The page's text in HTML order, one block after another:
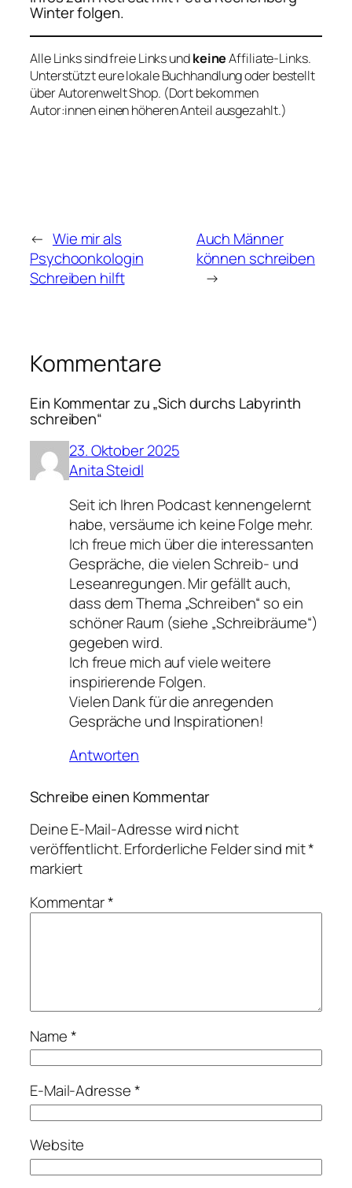
Winter folgen.
Alle Links sind freie Links undkeineAffiliate-Links.
Unterstützt eure lokale Buchhandlung oder bestellt
über Autorenwelt Shop. (Dort bekommen
Autor:innen einen höheren Anteil ausgezahlt.)
← Wie mir als
Psychoonkologin
Schreiben hilft
Auch Männer
können schreiben
→
Kommentare
Ein Kommentar zu „Sich durchs Labyrinth
schreiben“
23. Oktober 2025
Anita Steidl
Seit ich Ihren Podcast kennengelernt
habe, versäume ich keine Folge mehr.
Ich freue mich über die interessanten
Gespräche, die vielen Schreib- und
Leseanregungen. Mir gefällt auch,
dass dem Thema „Schreiben“ so ein
schöner Raum (siehe „Schreibräume“)
gegeben wird.
Ich freue mich auf viele weitere
inspirierende Folgen.
Vielen Dank für die anregenden
Gespräche und Inspirationen!
Antworten
Schreibe einen Kommentar
Deine E-Mail-Adresse wird nicht
veröffentlicht.Erforderliche Felder sind mit*
markiert
Kommentar*
Name*
E-Mail-Adresse*
Website